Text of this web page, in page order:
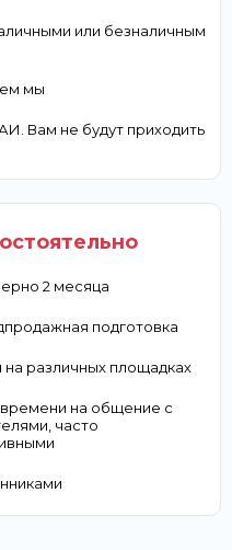
или безналичным
мы
Вам не будут приходить
2 месяца
подготовка
различных площадках
на общение с
часто